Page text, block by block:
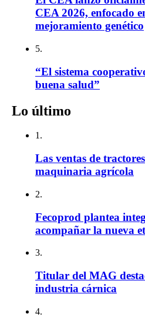
CEA 2026, enfocado
mejoramiento genético
5.
“El sistema
buena salud”
Lo último
1.
Las ventas de
maquinaria agrícola
2.
Fecoprod plantea
acompañar la nueva
3.
Titular del MAG
industria cárnica
4.